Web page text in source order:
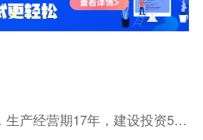
某建设项目建设期3年，生产经营期17年，建设投资5500万元